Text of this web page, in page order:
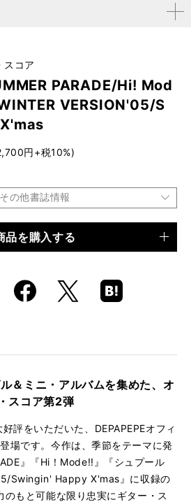
拡大す
スコア
PARADE/Hi! Mod
VERSION'05/S
円+税10%)
その他書誌情報
品を購入する
k
X
Hatena
Boo
＆ミニ・アルバムを集めた、オ
スコア第2弾
評をいただいた、DEPAPEPEオフィ
場です。今作は、季節をテーマに発
』『Hi！Mode!!』『シュプール
Swingin' Happy X'mas』に収録の
のもと可能な限り忠実にギター・ス